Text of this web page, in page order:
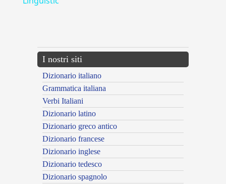
I nostri siti
Dizionario italiano
Grammatica italiana
Verbi Italiani
Dizionario latino
Dizionario greco antico
Dizionario francese
Dizionario inglese
Dizionario tedesco
Dizionario spagnolo